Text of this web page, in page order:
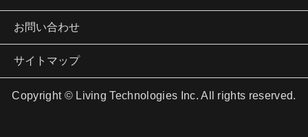
お問い合わせ
サイトマップ
Copyright © Living Technologies Inc. All rights reserved.